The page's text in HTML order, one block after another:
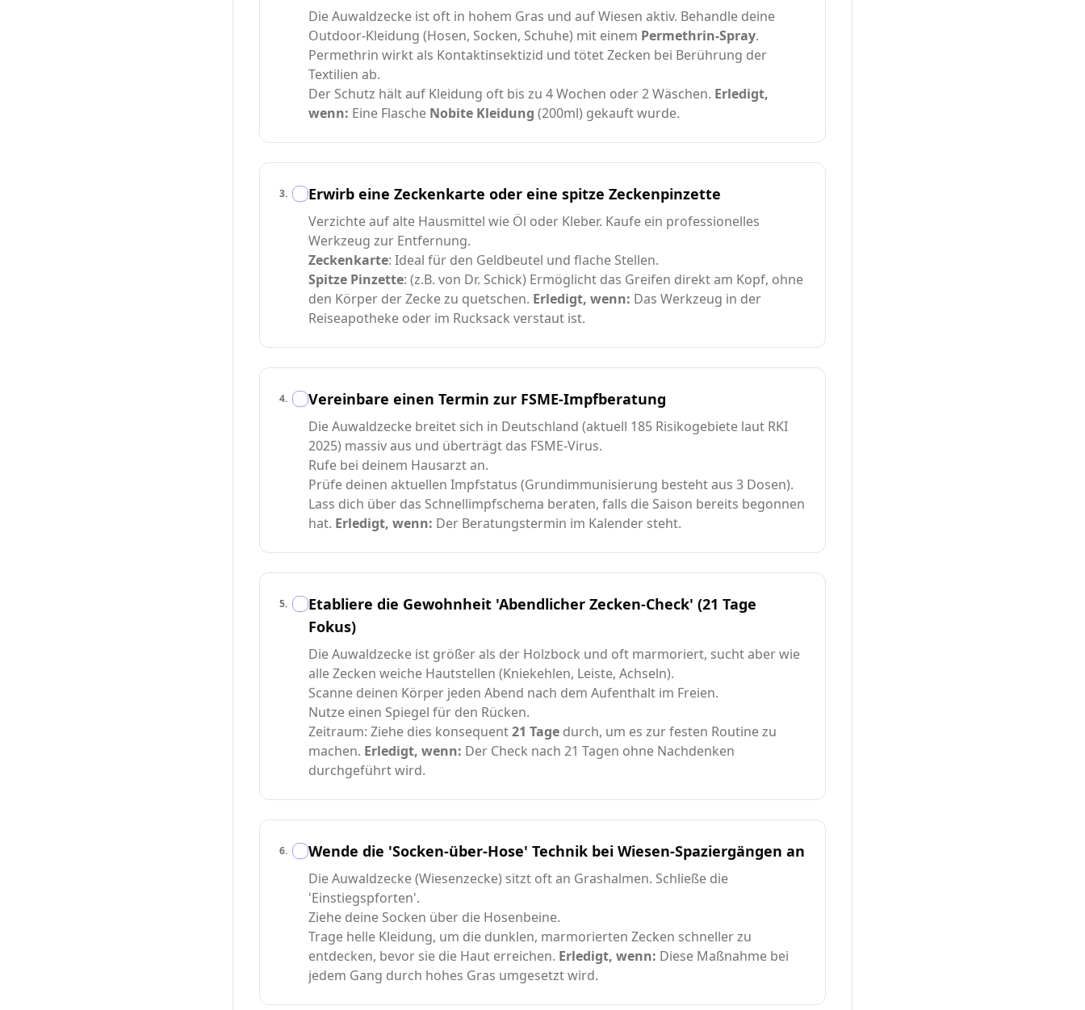
Die Auwaldzecke ist oft in hohem Gras und auf Wiesen aktiv. Behandle deine
Outdoor-Kleidung (Hosen, Socken, Schuhe) mit einem Permethrin-Spray.
Permethrin wirkt als Kontaktinsektizid und tötet Zecken bei Berührung der
Textilien ab.
Der Schutz hält auf Kleidung oft bis zu 4 Wochen oder 2 Wäschen. Erledigt,
wenn: Eine Flasche Nobite Kleidung (200ml) gekauft wurde.
3. Erwirb eine Zeckenkarte oder eine spitze Zeckenpinzette
Verzichte auf alte Hausmittel wie Öl oder Kleber. Kaufe ein professionelles
Werkzeug zur Entfernung.
Zeckenkarte: Ideal für den Geldbeutel und flache Stellen.
Spitze Pinzette: (z.B. von Dr. Schick) Ermöglicht das Greifen direkt am Kopf, ohne
den Körper der Zecke zu quetschen. Erledigt, wenn: Das Werkzeug in der
Reiseapotheke oder im Rucksack verstaut ist.
4. Vereinbare einen Termin zur FSME-Impfberatung
Die Auwaldzecke breitet sich in Deutschland (aktuell 185 Risikogebiete laut RKI
2025) massiv aus und überträgt das FSME-Virus.
Rufe bei deinem Hausarzt an.
Prüfe deinen aktuellen Impfstatus (Grundimmunisierung besteht aus 3 Dosen).
Lass dich über das Schnellimpfschema beraten, falls die Saison bereits begonnen
hat. Erledigt, wenn: Der Beratungstermin im Kalender steht.
5.
Etabliere die Gewohnheit 'Abendlicher Zecken-Check' (21 Tage
Fokus)
Die Auwaldzecke ist größer als der Holzbock und oft marmoriert, sucht aber wie
alle Zecken weiche Hautstellen (Kniekehlen, Leiste, Achseln).
Scanne deinen Körper jeden Abend nach dem Aufenthalt im Freien.
Nutze einen Spiegel für den Rücken.
Zeitraum: Ziehe dies konsequent21 Tage durch, um es zur festen Routine zu
machen. Erledigt, wenn: Der Check nach 21 Tagen ohne Nachdenken
durchgeführt wird.
6. Wende die 'Socken-über-Hose' Technik bei Wiesen-Spaziergängen an
Die Auwaldzecke (Wiesenzecke) sitzt oft an Grashalmen. Schließe die
'Einstiegspforten'.
Ziehe deine Socken über die Hosenbeine.
Trage helle Kleidung, um die dunklen, marmorierten Zecken schneller zu
entdecken, bevor sie die Haut erreichen. Erledigt, wenn: Diese Maßnahme bei
jedem Gang durch hohes Gras umgesetzt wird.